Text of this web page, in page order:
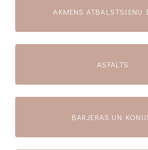
AKMENS ATBALSTSIENU
ASFALTS
BARJERAS UN